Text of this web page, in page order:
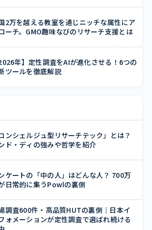
2万を越える教室を通じニッチな属性にア
ーチ。GMO趣味なびのリサーチ支援とは
2026年】定性調査をAIが進化させる！6つの
ツールを徹底解説
コンシェルジュ型リサーチテック」とは？
ド・ディの強みや哲学を紹介
ケートの「中の人」はどんな人？ 700万
日常的に集うPowlの裏側
調査600件・高品質HUTの裏側｜日本イ
ォメーションが定性調査で選ばれ続ける